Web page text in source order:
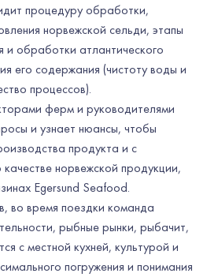
процедуру обработки,
норвежской сельди, этапы
и обработки атлантического
его содержания (чистоту воды и
процессов).
ферм и руководителями
и узнает нюансы, чтобы
продукта и с
норвежской продукции,
Egersund Seafood.
во время поездки команда
рыбные рынки, рыбачит,
с местной кухней, культурой и
погружения и понимания